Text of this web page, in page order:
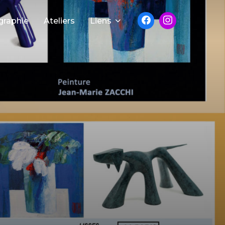
Ateliers Liens